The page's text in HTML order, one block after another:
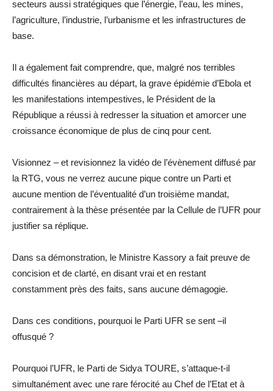
secteurs aussi stratégiques que l’énergie, l’eau, les mines,
l’agriculture, l’industrie, l’urbanisme et les infrastructures de
base.
Il a également fait comprendre, que, malgré nos terribles
difficultés financières au départ, la grave épidémie d’Ebola et
les manifestations intempestives, le Président de la
République a réussi à redresser la situation et amorcer une
croissance économique de plus de cinq pour cent.
Visionnez – et revisionnez la vidéo de l’évènement diffusé par
la RTG, vous ne verrez aucune pique contre un Parti et
aucune mention de l’éventualité d’un troisième mandat,
contrairement à la thèse présentée par la Cellule de l’UFR pour
justifier sa réplique.
Dans sa démonstration, le Ministre Kassory a fait preuve de
concision et de clarté, en disant vrai et en restant
constamment près des faits, sans aucune démagogie.
Dans ces conditions, pourquoi le Parti UFR se sent –il
offusqué ?
Pourquoi l’UFR, le Parti de Sidya TOURE, s’attaque-t-il
simultanément avec une rare férocité au Chef de l’Etat et à